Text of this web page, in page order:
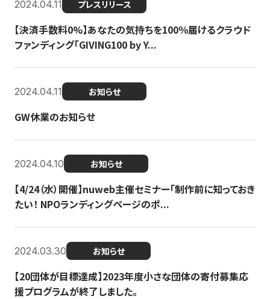
2024.04.11 プレスリリース
【決済手数料0%】あなたの気持ちを100％届けるクラウド
ファンディング「GIVING100 by Y...
2024.04.11 お知らせ
GW休業のお知らせ
2024.04.10 お知らせ
【4/24（水）開催】nuweb主催セミナー「制作前に知っておき
たい！ NPOランディングページのポ...
2024.03.30 お知らせ
【20団体が目標達成】2023年度小さな団体の寄付募集応
援プログラムが終了しました。